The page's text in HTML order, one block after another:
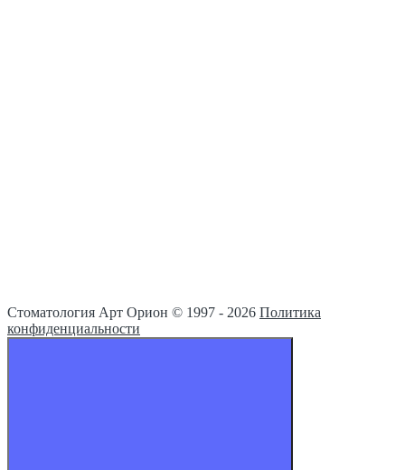
Стоматология Арт Орион © 1997 - 2026 Политика
конфиденциальности